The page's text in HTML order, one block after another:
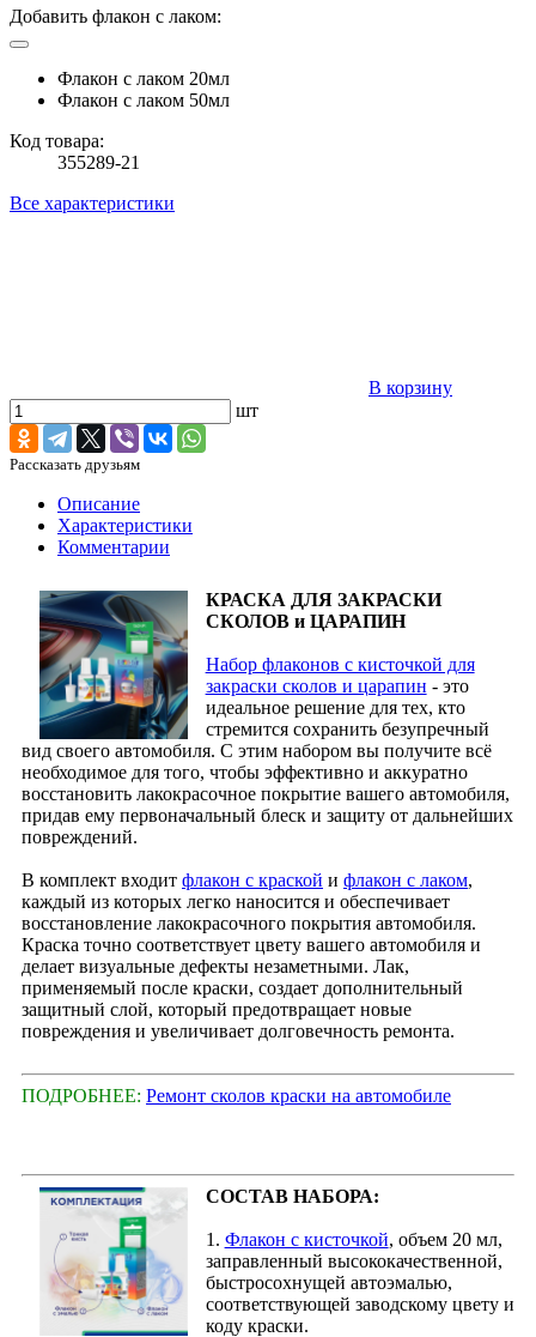
Добавить флакон с лаком:
Флакон с лаком 20мл
Флакон с лаком 50мл
Код товара:
355289-21
Все характеристики
В корзину
шт
Рассказать друзьям
Описание
Характеристики
Комментарии
КРАСКА ДЛЯ ЗАКРАСКИ
СКОЛОВ и ЦАРАПИН
Набор флаконов с кисточкой для
закраски сколов и царапин - это
идеальное решение для тех, кто
стремится сохранить безупречный
вид своего автомобиля. С этим набором вы получите всё
необходимое для того, чтобы эффективно и аккуратно
восстановить лакокрасочное покрытие вашего автомобиля,
придав ему первоначальный блеск и защиту от дальнейших
повреждений.
В комплект входит флакон с краской и флакон с лаком,
каждый из которых легко наносится и обеспечивает
восстановление лакокрасочного покрытия автомобиля.
Краска точно соответствует цвету вашего автомобиля и
делает визуальные дефекты незаметными. Лак,
применяемый после краски, создает дополнительный
защитный слой, который предотвращает новые
повреждения и увеличивает долговечность ремонта.
ПОДРОБНЕЕ: Ремонт сколов краски на автомобиле
СОСТАВ НАБОРА:
1. Флакон с кисточкой, объем 20 мл,
заправленный высококачественной,
быстросохнущей автоэмалью,
соответствующей заводскому цвету и
коду краски.